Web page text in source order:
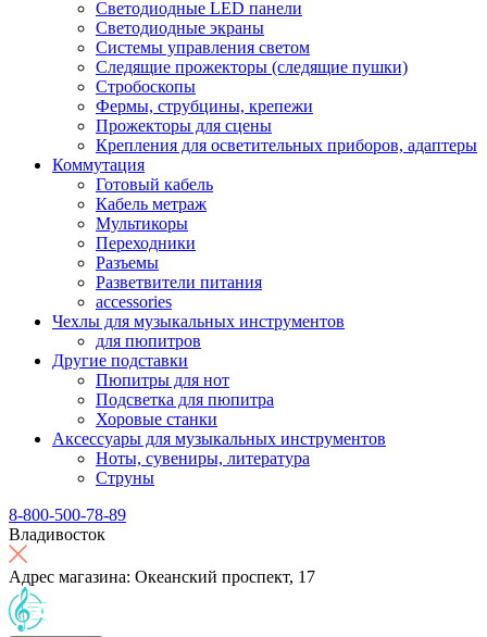
Светодиодные LED панели
Светодиодные экраны
Системы управления светом
Следящие прожекторы (следящие пушки)
Стробоскопы
Фермы, струбцины, крепежи
Прожекторы для сцены
Крепления для осветительных приборов, адаптеры
Коммутация
Готовый кабель
Кабель метраж
Мультикоры
Переходники
Разъемы
Разветвители питания
accessories
Чехлы для музыкальных инструментов
для пюпитров
Другие подставки
Пюпитры для нот
Подсветка для пюпитра
Хоровые станки
Аксессуары для музыкальных инструментов
Ноты, сувениры, литература
Струны
8-800-500-78-89
Владивосток
Адрес магазина: Океанский проспект, 17